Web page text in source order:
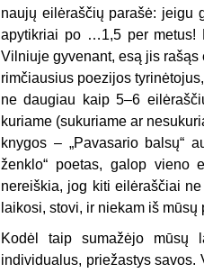
naujų eilėraščių parašė: jeigu
apy­tikriai po …1,5 per metus!
Vilniuje gyvenant, esą jis
rimčiausius poezijos
ne daugiau kaip 5–6
kuriame (sukuriame ar
knygos – „Pa­vasario balsų“
ženklo“ poetas, galop vieno
nereiškia, jog kiti eilėraščiai
laikosi, stovi, ir niekam iš
Kodėl taip sumažėjo mūsų
individualus, priežastys savos.